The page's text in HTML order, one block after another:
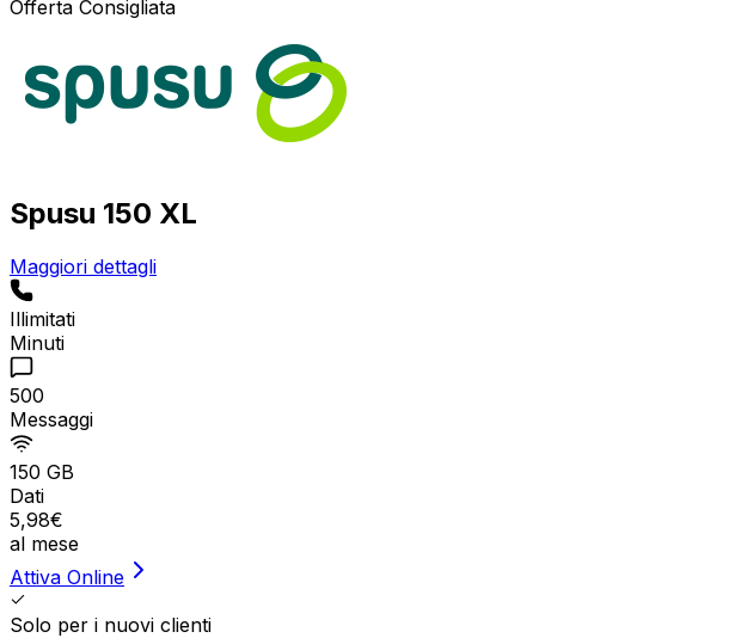
Offerta Consigliata
Spusu 150 XL
Maggiori dettagli
Illimitati
Minuti
500
Messaggi
150 GB
Dati
5,98€
al mese
Attiva Online
Solo per i nuovi clienti